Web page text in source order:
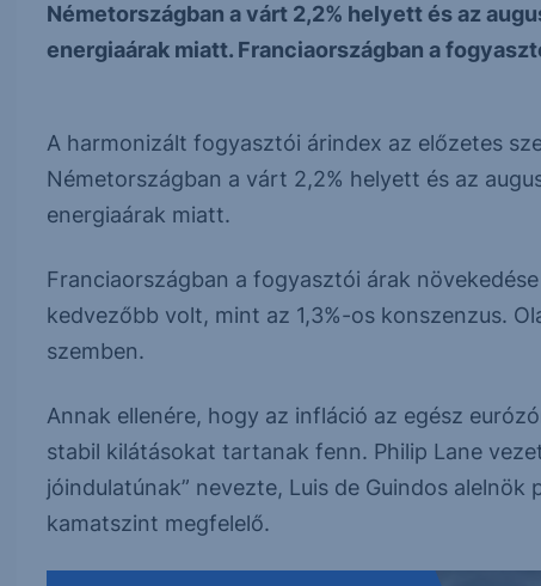
Németországban a várt 2,2% helyett és az
energiaárak miatt. Franciaországban a
A harmonizált fogyasztói árindex az előzetes
Németországban a várt 2,2% helyett és az
energiaárak miatt.
Franciaországban a fogyasztói árak
kedvezőbb volt, mint az 1,3%-os konszenzus.
szemben.
Annak ellenére, hogy az infláció az egész
stabil kilátásokat tartanak fenn. Philip Lane
jóindulatúnak” nevezte, Luis de Guindos
kamatszint megfelelő.